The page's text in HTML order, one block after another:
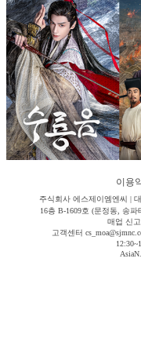
이용
주식회사 에스제이엠엔씨 |
16층 B-1609호 (문정동, 송
매업 신
고객센터